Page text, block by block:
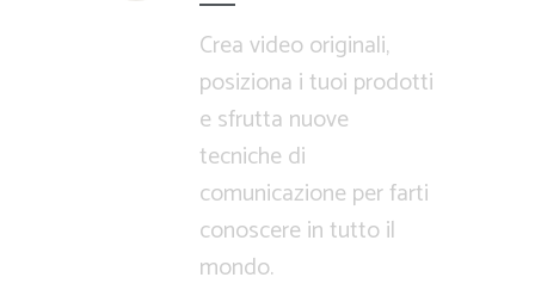
Crea video originali,
posiziona i tuoi prodotti
e sfrutta nuove
tecniche di
comunicazione per farti
conoscere in tutto il
mondo.